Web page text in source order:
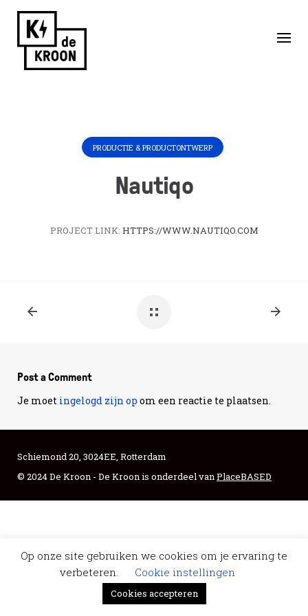
content
Home / Huurders
PRODUCTIE & PRODUCTONTWERP
Nautiqo
PROJECT LINK: HTTPS://WWW.NAUTIQO.COM
Post a Comment
Je moet ingelogd zijn op om een reactie te plaatsen.
Schiemond 20, 3024EE, Rotterdam
© 2024 De Kroon - De Kroon is onderdeel vanPlaceBASED
Op onze site gebruiken we cookies om je ervaring te
verbeteren.
Cookie instellingen
Cookies accepteren